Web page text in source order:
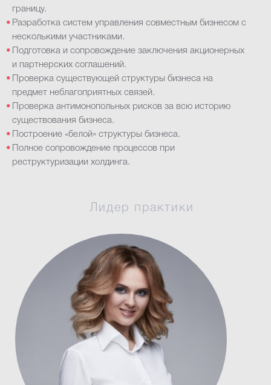
границу.
Разработка систем управления совместным бизнесом с
несколькими участниками.
Подготовка и сопровождение заключения акционерных
и партнерских соглашений.
Проверка существующей структуры бизнеса на
предмет неблагоприятных связей.
Проверка антимонопольных рисков за всю историю
существования бизнеса.
Построение «белой» структуры бизнеса.
Полное сопровождение процессов при
реструктуризации холдинга.
Лидер практики